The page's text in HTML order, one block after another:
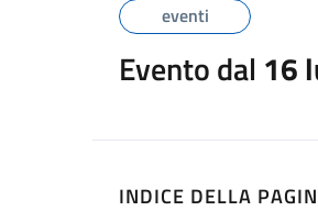
eventi
Evento dal 16
INDICE DELLA